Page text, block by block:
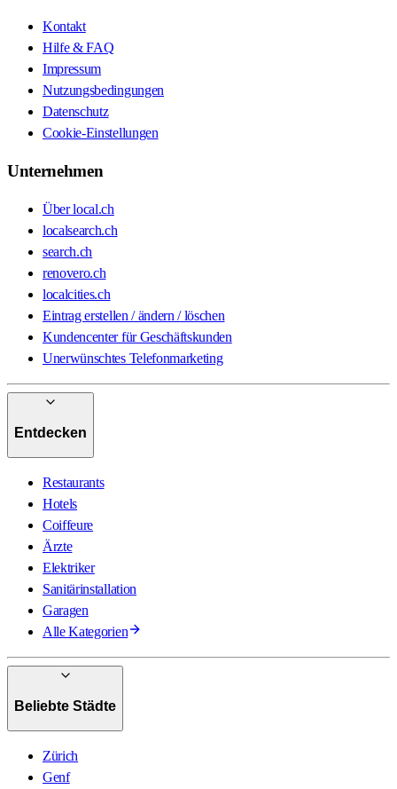
Kontakt
Hilfe & FAQ
Impressum
Nutzungsbedingungen
Datenschutz
Cookie-Einstellungen
Unternehmen
Über local.ch
localsearch.ch
search.ch
renovero.ch
localcities.ch
Eintrag erstellen / ändern / löschen
Kundencenter für Geschäftskunden
Unerwünschtes Telefonmarketing
Entdecken
Restaurants
Hotels
Coiffeure
Ärzte
Elektriker
Sanitärinstallation
Garagen
Alle Kategorien
Beliebte Städte
Zürich
Genf